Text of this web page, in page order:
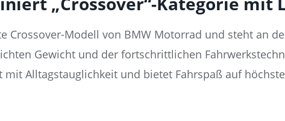
Crossover-Modell von BMW Motorrad und steht an
Gewicht und der fortschrittlichen
mit Alltagstauglichkeit und bietet Fahrspaß auf